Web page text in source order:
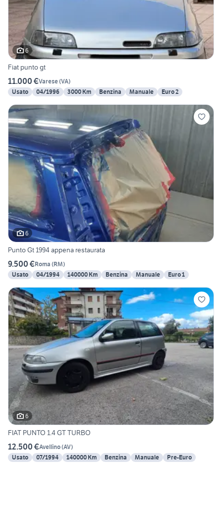
6
Fiat punto gt
11.000 €Varese(VA)
Usato
04/1996 3000 Km Benzina Manuale Euro 2
6
Punto Gt 1994 appena restaurata
9.500 €Roma (RM)
Usato
04/1994 140000 Km Benzina Manuale Euro 1
6
FIAT PUNTO 1.4 GT TURBO
12.500 €Avellino(AV)
Usato
07/1994 140000 Km Benzina Manuale Pre-Euro